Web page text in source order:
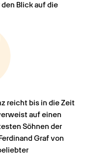
den Blick auf die
reicht bis in die Zeit
auf einen
Söhnen der
Graf von